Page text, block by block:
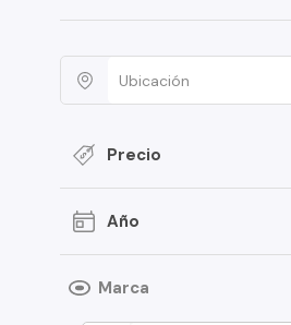
Precio
Año
Marca